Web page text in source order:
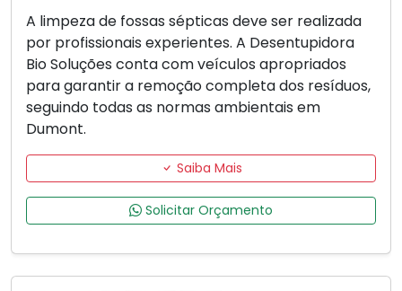
A limpeza de fossas sépticas deve ser realizada
por profissionais experientes. A Desentupidora
Bio Soluções conta com veículos apropriados
para garantir a remoção completa dos resíduos,
seguindo todas as normas ambientais em
Dumont.
Saiba Mais
Solicitar Orçamento